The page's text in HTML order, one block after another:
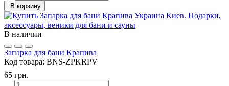
В корзину
В наличии
Запарка для бани Крапива
Код товара: BNS-ZPKRPV
65 грн.